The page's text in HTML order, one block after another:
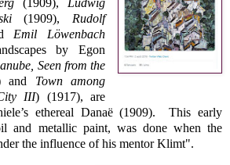
(1909), Rudolf
Emil Löwenbach
by Egon
Seen from the
and Town among
III) (1917), are
ethereal Danaë (1909). This early
and metallic paint, was done when the
the influence of his mentor Klimt".